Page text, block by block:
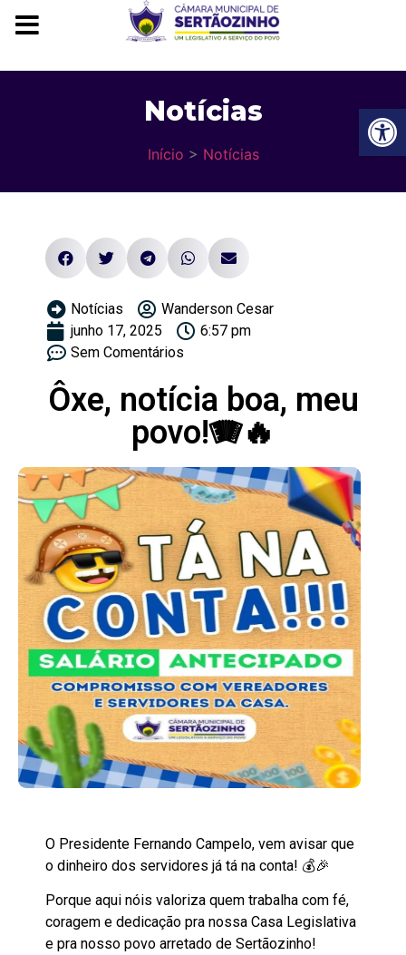
Notícias
Início > Notícias
Notícias
Wanderson Cesar
junho 17, 2025
6:57 pm
Sem Comentários
Ôxe, notícia boa, meu
povo!🪗🔥
O Presidente Fernando Campelo, vem avisar que
o dinheiro dos servidores já tá na conta! 💰🎉
Porque aqui nóis valoriza quem trabalha com fé,
coragem e dedicação pra nossa Casa Legislativa
e pra nosso povo arretado de Sertãozinho!